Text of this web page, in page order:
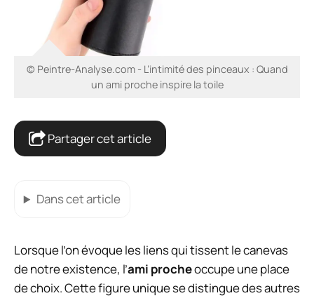
© Peintre-Analyse.com - L’intimité des pinceaux : Quand
un ami proche inspire la toile
Partager cet article
Dans cet article
Lorsque l’on évoque les liens qui tissent le canevas
de notre existence, l’ami procheoccupe une place
de choix. Cette figure unique se distingue des autres